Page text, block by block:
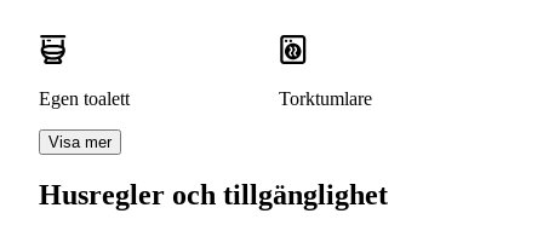
Egen toalett Torktumlare
Visa mer
Husregler och tillgänglighet